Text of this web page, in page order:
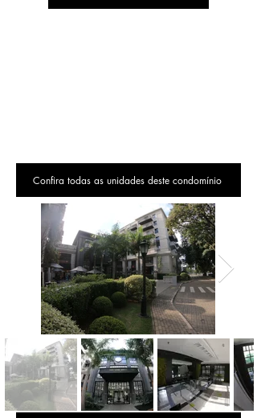
Confira todas as unidades deste condomínio